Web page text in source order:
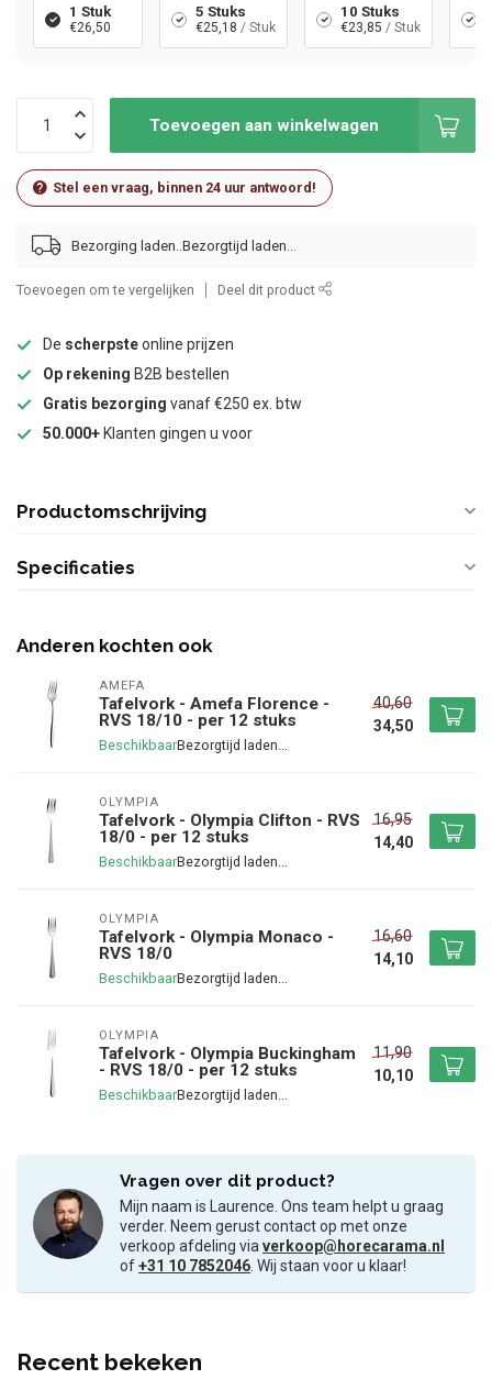
1 Stuk
€26,50
5 Stuks
€25,18 / Stuk
10 Stuks
€23,85 / Stuk
Toevoegen aan winkelwagen
Stel een vraag, binnen 24 uur antwoord!
Bezorging laden..
Toevoegen om te vergelijken Deel dit product
De scherpsteonline prijzen
Op rekening B2B bestellen
Gratis bezorging vanaf €250 ex. btw
50.000+ Klanten gingen u voor
Productomschrijving
Specificaties
Anderen kochten ook
AMEFA
Tafelvork - Amefa Florence -
RVS 18/10 - per 12 stuks
Beschikbaar
40,60
34,50
OLYMPIA
Tafelvork - Olympia Clifton - RVS
18/0 - per 12 stuks
Beschikbaar
16,95
14,40
OLYMPIA
Tafelvork - Olympia Monaco -
RVS 18/0
Beschikbaar
16,60
14,10
OLYMPIA
Tafelvork - Olympia Buckingham
- RVS 18/0 - per 12 stuks
Beschikbaar
11,90
10,10
Vragen over dit product?
Mijn naam is Laurence. Ons team helpt u graag
verder. Neem gerust contact op met onze
verkoop afdeling viaverkoop@horecarama.nl
of+31 10 7852046. Wij staan voor u klaar!
Recent bekeken